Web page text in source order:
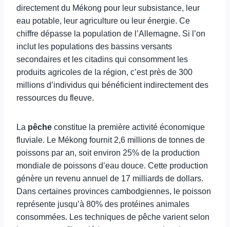
directement du Mékong pour leur subsistance, leur
eau potable, leur agriculture ou leur énergie. Ce
chiffre dépasse la population de l’Allemagne. Si l’on
inclut les populations des bassins versants
secondaires et les citadins qui consomment les
produits agricoles de la région, c’est près de 300
millions d’individus qui bénéficient indirectement des
ressources du fleuve.
La pêche constitue la première activité économique
fluviale. Le Mékong fournit 2,6 millions de tonnes de
poissons par an, soit environ 25% de la production
mondiale de poissons d’eau douce. Cette production
génère un revenu annuel de 17 milliards de dollars.
Dans certaines provinces cambodgiennes, le poisson
représente jusqu’à 80% des protéines animales
consommées. Les techniques de pêche varient selon